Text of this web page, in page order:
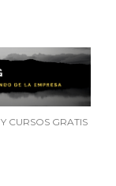
de la
CURSOS GRATIS